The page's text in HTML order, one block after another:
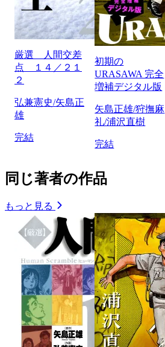
厳選 人間交差
点 １４／２１
２
弘兼憲史/矢島正
雄
完結
初期の
URASAWA 完全
増補デジタル版
矢島正雄/狩撫麻
礼/浦沢直樹
完結
同じ著者の作品
もっと見る